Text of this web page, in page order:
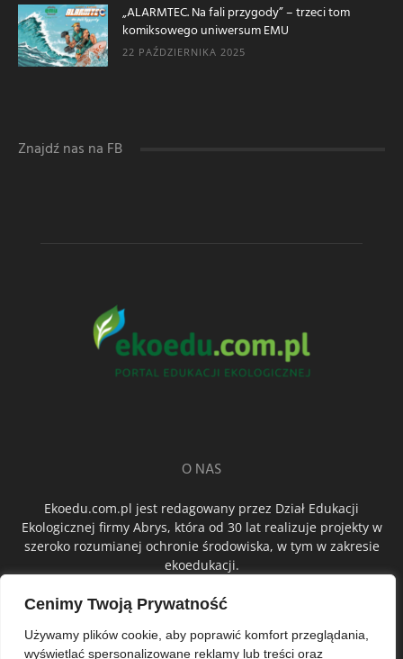
Cenimy Twoją Prywatność
Używamy plików cookie, aby poprawić komfort przeglądania,
wyświetlać spersonalizowane reklamy lub treści oraz
„ALARMTEC. Na fali przygody” – trzeci tom
komiksowego uniwersum EMU
22 PAŹDZIERNIKA 2025
Znajdź nas na FB
O NAS
Ekoedu.com.pl jest redagowany przez Dział Edukacji
Ekologicznej firmy Abrys, która od 30 lat realizuje projekty w
szeroko rozumianej ochronie środowiska, w tym w zakresie
ekoedukacji.
ŚLEDŹ NAS